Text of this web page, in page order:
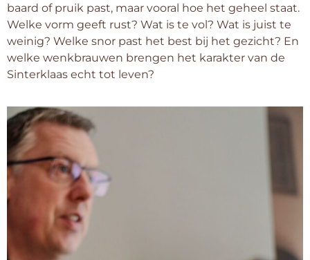
baard of pruik past, maar vooral hoe het geheel staat.
Welke vorm geeft rust? Wat is te vol? Wat is juist te
weinig? Welke snor past het best bij het gezicht? En
welke wenkbrauwen brengen het karakter van de
Sinterklaas echt tot leven?